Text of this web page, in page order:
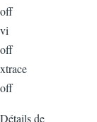
off
vi
off
xtrace
off
Détails de